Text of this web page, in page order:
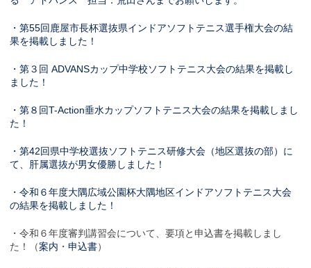
・第55回鹿屋市長杯選抜県インドアソフトテニス選手権大会の結
果を掲載しました！
・第３回 ADVANSカップ中学校ソフトテニス大会の結果を掲載し
ました！
・第８回T-Action垂水カップソフトテニス大会の結果を掲載しまし
た！
・第42回県中学校選抜ソフトテニス研修大会（地区選抜の部）に
て、肝属選抜が男女優勝しました！
・令和６年度大隅広域公園杯大隅地区インドアソフトテニス大会
の結果を掲載しました！
・令和６年度審判講習会について、要項と申込書を掲載しまし
た！（案内 ・申込書）